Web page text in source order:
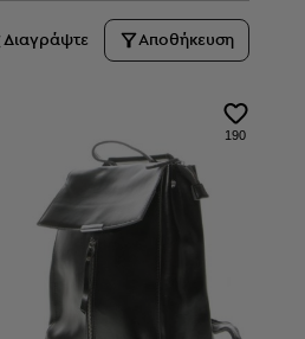
Διαγράψτε Αποθήκευση
190